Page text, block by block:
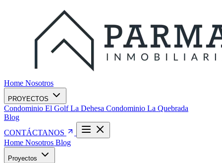
Home Nosotros
PROYECTOS
Condominio El Golf La Dehesa Condominio La Quebrada
Blog
CONTÁCTANOS
Home Nosotros Blog
Proyectos